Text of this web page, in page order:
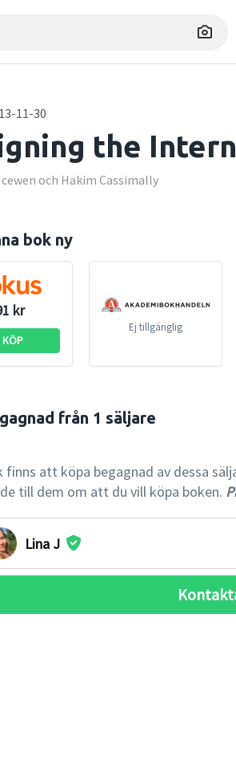
11-30
the
och Hakim Cassimally
bok ny
kr
KÖP
Ej tillgänglig
från 1 säljare
finns att köpa begagnad av dessa
till dem om att du vill köpa boken.
Lina J